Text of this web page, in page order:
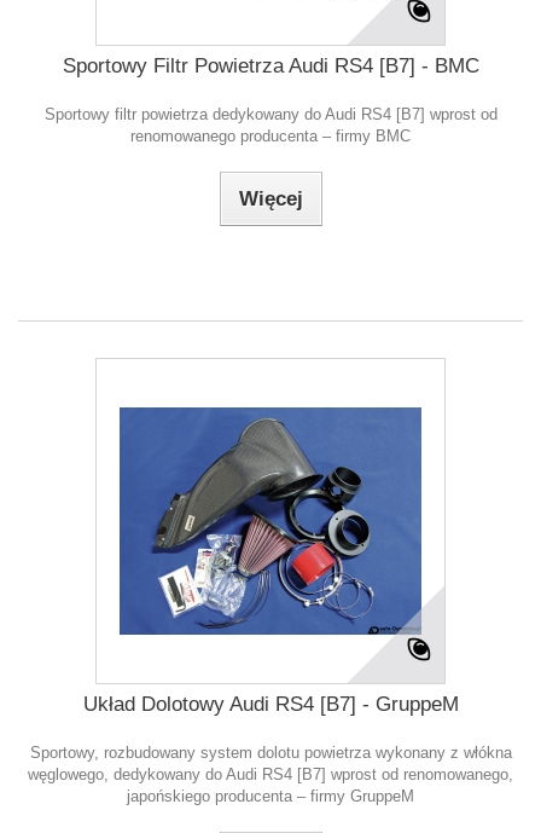
Sportowy Filtr Powietrza Audi RS4 [B7] - BMC
Sportowy filtr powietrza dedykowany do Audi RS4 [B7] wprost od
renomowanego producenta – firmy BMC
Więcej
Układ Dolotowy Audi RS4 [B7] - GruppeM
Sportowy, rozbudowany system dolotu powietrza wykonany z włókna
węglowego, dedykowany do Audi RS4 [B7] wprost od renomowanego,
japońskiego producenta – firmy GruppeM